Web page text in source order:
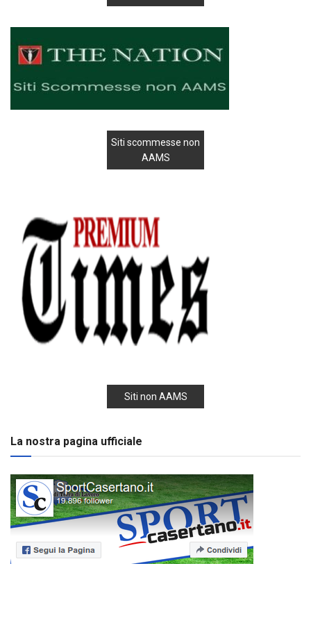
Siti scommesse non
AAMS
Siti non AAMS
La nostra pagina ufficiale